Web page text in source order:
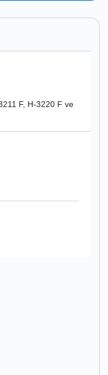
F, H-3220 F ve